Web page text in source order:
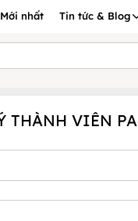
Mới nhất Tin tức & Blog
THÀNH VIÊN